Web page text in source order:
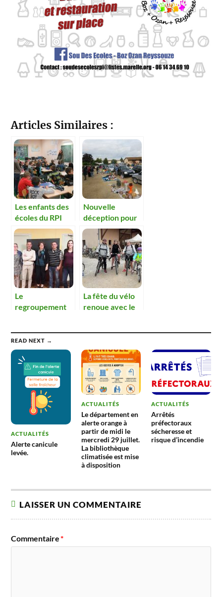
Articles Similaires :
Les enfants des
écoles du RPI
valorisent les
déchets.
Nouvelle
déception pour
la brocante du
sou des écoles
Le
regroupement
conséquences
néfastes sur le
budget
La fête du vélo
renoue avec le
READ NEXT →
ACTUALITÉS
Alerte canicule
levée.
ACTUALITÉS
Le département en
alerte orange à
partir de midi le
mercredi 29 juillet.
La bibliothèque
climatisée est mise
à disposition
ACTUALITÉS
Arrêtés
préfectoraux
sécheresse et
risque d’incendie
LAISSER UN COMMENTAIRE
Commentaire*